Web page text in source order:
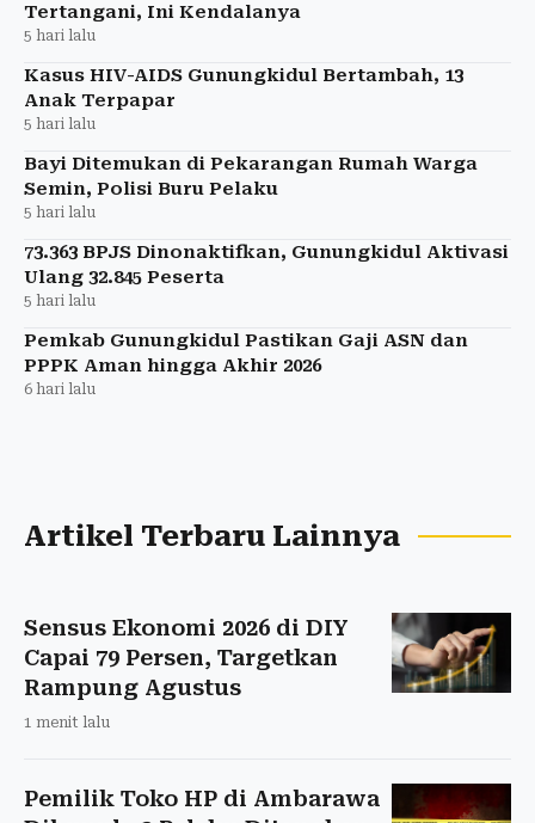
Tertangani, Ini Kendalanya
5 hari lalu
Kasus HIV-AIDS Gunungkidul Bertambah, 13
Anak Terpapar
5 hari lalu
Bayi Ditemukan di Pekarangan Rumah Warga
Semin, Polisi Buru Pelaku
5 hari lalu
73.363 BPJS Dinonaktifkan, Gunungkidul Aktivasi
Ulang 32.845 Peserta
5 hari lalu
Pemkab Gunungkidul Pastikan Gaji ASN dan
PPPK Aman hingga Akhir 2026
6 hari lalu
Artikel Terbaru Lainnya
Sensus Ekonomi 2026 di DIY
Capai 79 Persen, Targetkan
Rampung Agustus
1 menit lalu
Pemilik Toko HP di Ambarawa